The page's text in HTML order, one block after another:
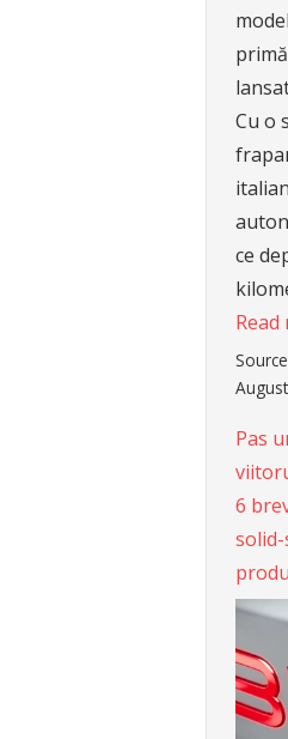
Cu o
ce
Read
Pas
6